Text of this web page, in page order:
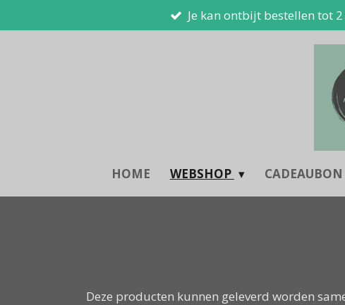
direct
Je kan ontbijt bestellen tot
HOME WEBSHOP CADEAUBON
Deze producten kunnen geleverd worden